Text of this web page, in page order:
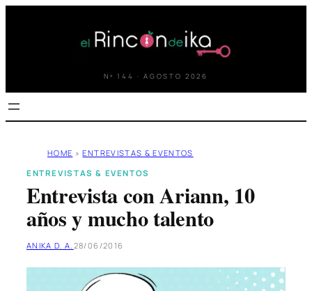
Nº 144 · AGOSTO 2026
HOME » ENTREVISTAS & EVENTOS
ENTREVISTAS & EVENTOS
Entrevista con Ariann, 10
años y mucho talento
ANIKA D. A. 28/06/2016